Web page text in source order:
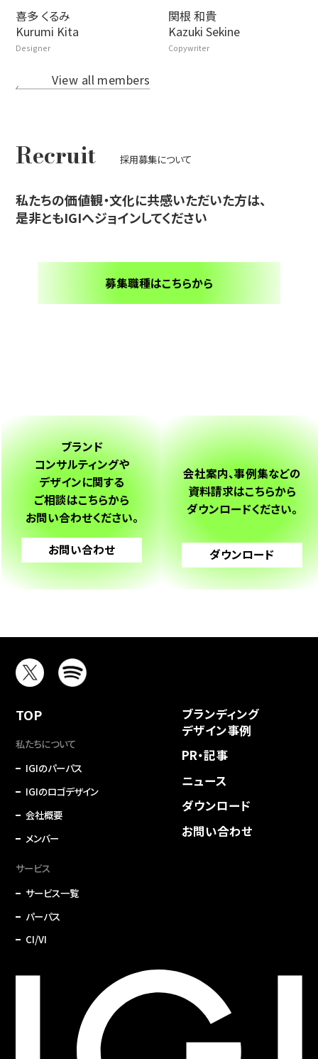
喜多 くるみ
Kurumi Kita
Designer
関根 和貴
Kazuki Sekine
Copywriter
Recruit 採用募集について
私たちの価値観・文化に共感いただいた方は、
是非ともIGIへジョインしてください
募集職種はこちらから
ブランド
コンサルティングや
デザインに関する
ご相談はこちらから
お問い合わせください。
お問い合わせ
会社案内、事例集などの
資料請求はこちらから
ダウンロードください。
ダウンロード
TOP
私たちについて
IGIのパーパス
IGIのロゴデザイン
会社概要
メンバー
サービス
サービス一覧
パーパス
CI/VI
ブランディング
デザイン事例
PR・記事
ニュース
ダウンロード
お問い合わせ